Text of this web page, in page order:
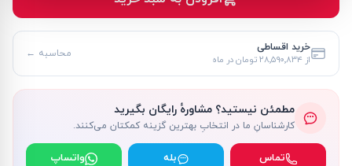
خرید اقساطی
از ۲۸٬۵۹۰٬۸۳۴ تومان در ماه محاسبه ←
مطمئن نیستید؟ مشاورهٔ رایگان بگیرید
کارشناسانِ ما در انتخابِ بهترین گزینه کمکتان می‌کنند.
تماس بله واتساپ